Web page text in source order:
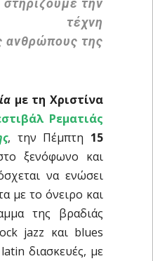
τέχνη
ανθρώπους της
με τη Χριστίνα
Ρεματιάς
, την Πέμπτη 15
ξενόφωνο και
να ενώσει
με το όνειρο και
της βραδιάς
jazz και blues
διασκευές, με